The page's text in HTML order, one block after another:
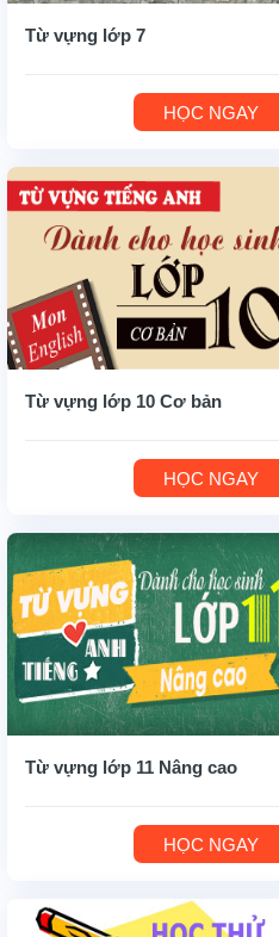
Từ vựng lớp 7
HỌC NGAY
Từ vựng lớp 10 Cơ bản
HỌC NGAY
Từ vựng lớp 11 Nâng cao
HỌC NGAY